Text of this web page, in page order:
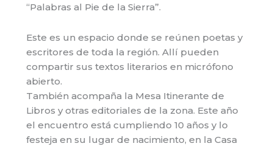
“Palabras al Pie de la Sierra”.
Este es un espacio donde se reúnen poetas y
escritores de toda la región. Allí pueden
compartir sus textos literarios en micrófono
abierto.
También acompaña la Mesa Itinerante de
Libros y otras editoriales de la zona. Este año
el encuentro está cumpliendo 10 años y lo
festeja en su lugar de nacimiento, en la Casa